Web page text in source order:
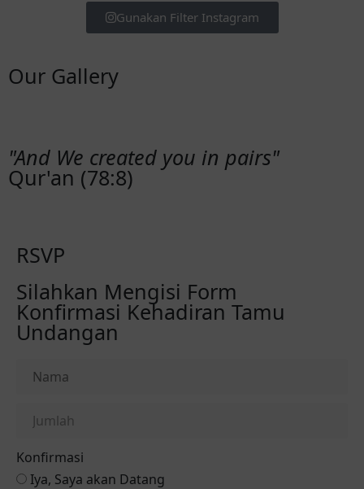
Gunakan Filter Instagram
Our Gallery
"And We created you in pairs"
Qur'an (78:8)
RSVP
Silahkan Mengisi Form
Konfirmasi Kehadiran Tamu
Undangan
Konfirmasi
Iya, Saya akan Datang